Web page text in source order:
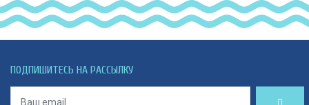
ПОДПИШИТЕСЬ НА РАССЫЛКУ